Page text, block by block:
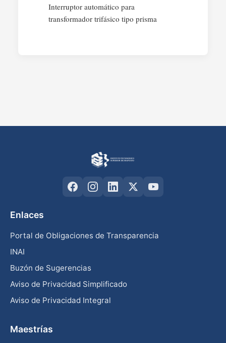
Interruptor automático para
transformador trifásico tipo prisma
Enlaces
Portal de Obligaciones de Transparencia
INAI
Buzón de Sugerencias
Aviso de Privacidad Simplificado
Aviso de Privacidad Integral
Maestrías